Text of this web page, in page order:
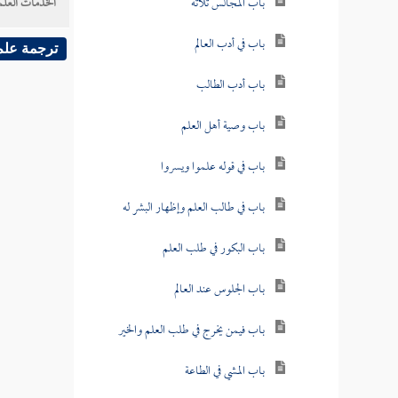
باب في أدب العالم
باب أدب الطالب
باب وصية أهل العلم
باب في قوله علموا ويسروا
باب في طالب العلم وإظهار البشر له
باب البكور في طلب العلم
باب الجلوس عند العالم
باب فيمن يخرج في طلب العلم والخير
باب المشي في الطاعة
ترجمة